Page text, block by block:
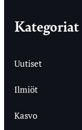
Kategoriat
Uutiset
Ilmiöt
Kasvo